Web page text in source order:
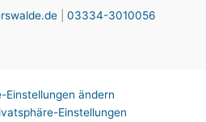
03334-3010056
Einstellungen ändern
Einstellungen